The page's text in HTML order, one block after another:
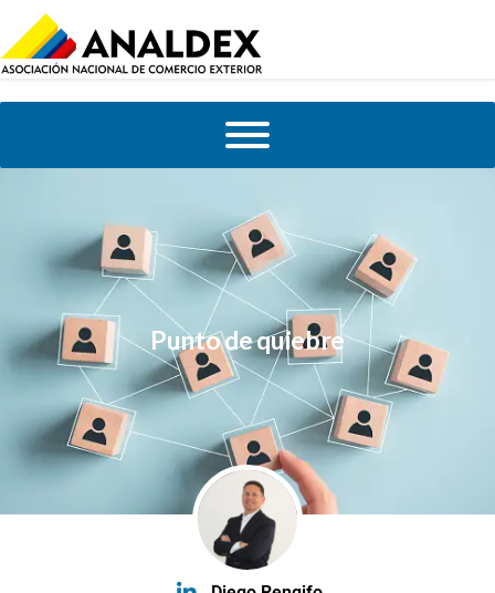
Punto de quiebre